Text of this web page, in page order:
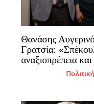
Θανάσης
Γρατσία:
αναξιοπρέπεια
Πολιτική